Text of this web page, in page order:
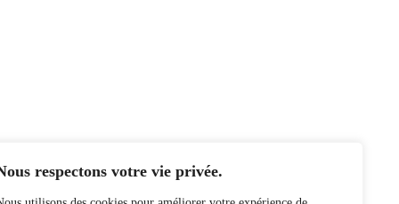
respectons votre vie privée.